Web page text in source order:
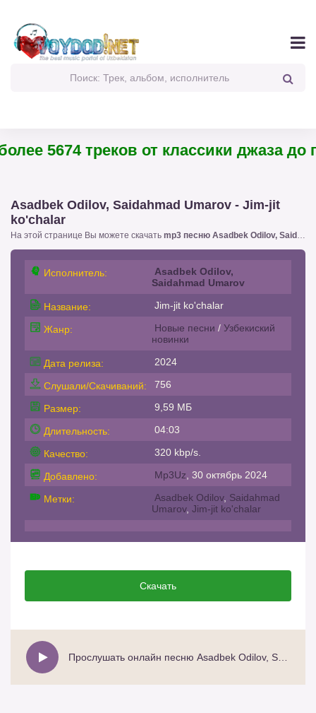
5674 треков от классики джаза до
Asadbek Odilov, Saidahmad Umarov - Jim-jit
ko'chalar
На этой странице Вы можете скачать mp3 песню Asadbek Odilov, Saidahmad Umarov - Jim-jit ko'chalar
Исполнитель:
Asadbek Odilov,
Saidahmad Umarov
Название: Jim-jit ko'chalar
Жанр: Новые песни / Узбекиский
новинки
Дата релиза: 2024
Слушали/Скачиваний: 756
Размер: 9,59 МБ
Длительность: 04:03
Качество: 320 kbp/s.
Добавлено: Mp3Uz , 30 октябрь 2024
Метки: Asadbek Odilov, Saidahmad
Umarov, Jim-jit ko'chalar
Скачать